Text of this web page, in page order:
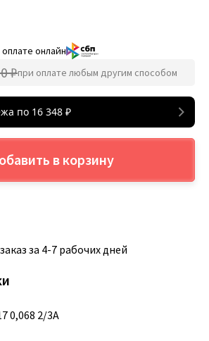
онлайн
₽при оплате любым другим способом
по 16 348 ₽
в корзину
за 4-7 рабочих дней
0,068 2/3А